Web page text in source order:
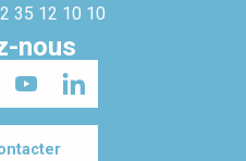
35 12 10 10
nous